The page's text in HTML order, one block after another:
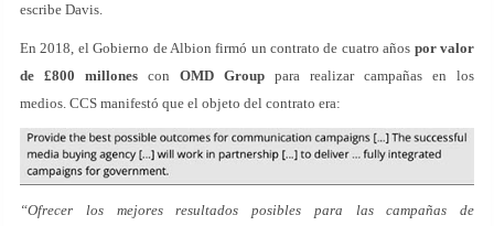
escribe Davis.
En 2018, el Gobierno de Albion firmó un contrato de cuatro años por valor
de £800 millones con OMD Group para realizar campañas en los
medios. CCS manifestó que el objeto del contrato era:
“Ofrecer los mejores resultados posibles para las campañas de